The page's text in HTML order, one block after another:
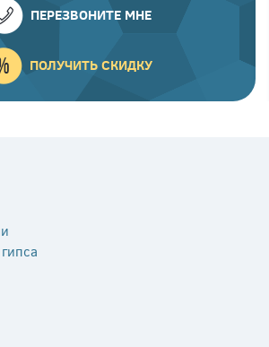
ПЕРЕЗВОНИТЕ МНЕ
ПОЛУЧИТЬ СКИДКУ